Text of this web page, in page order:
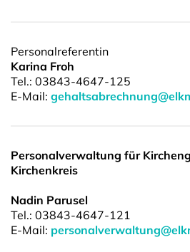
Personalreferentin
Karina Froh
Tel.: 03843-4647-125
E-Mail:
Personalverwaltung für
Kirchenkreis
Nadin Parusel
Tel.: 03843-4647-121
E-Mail: